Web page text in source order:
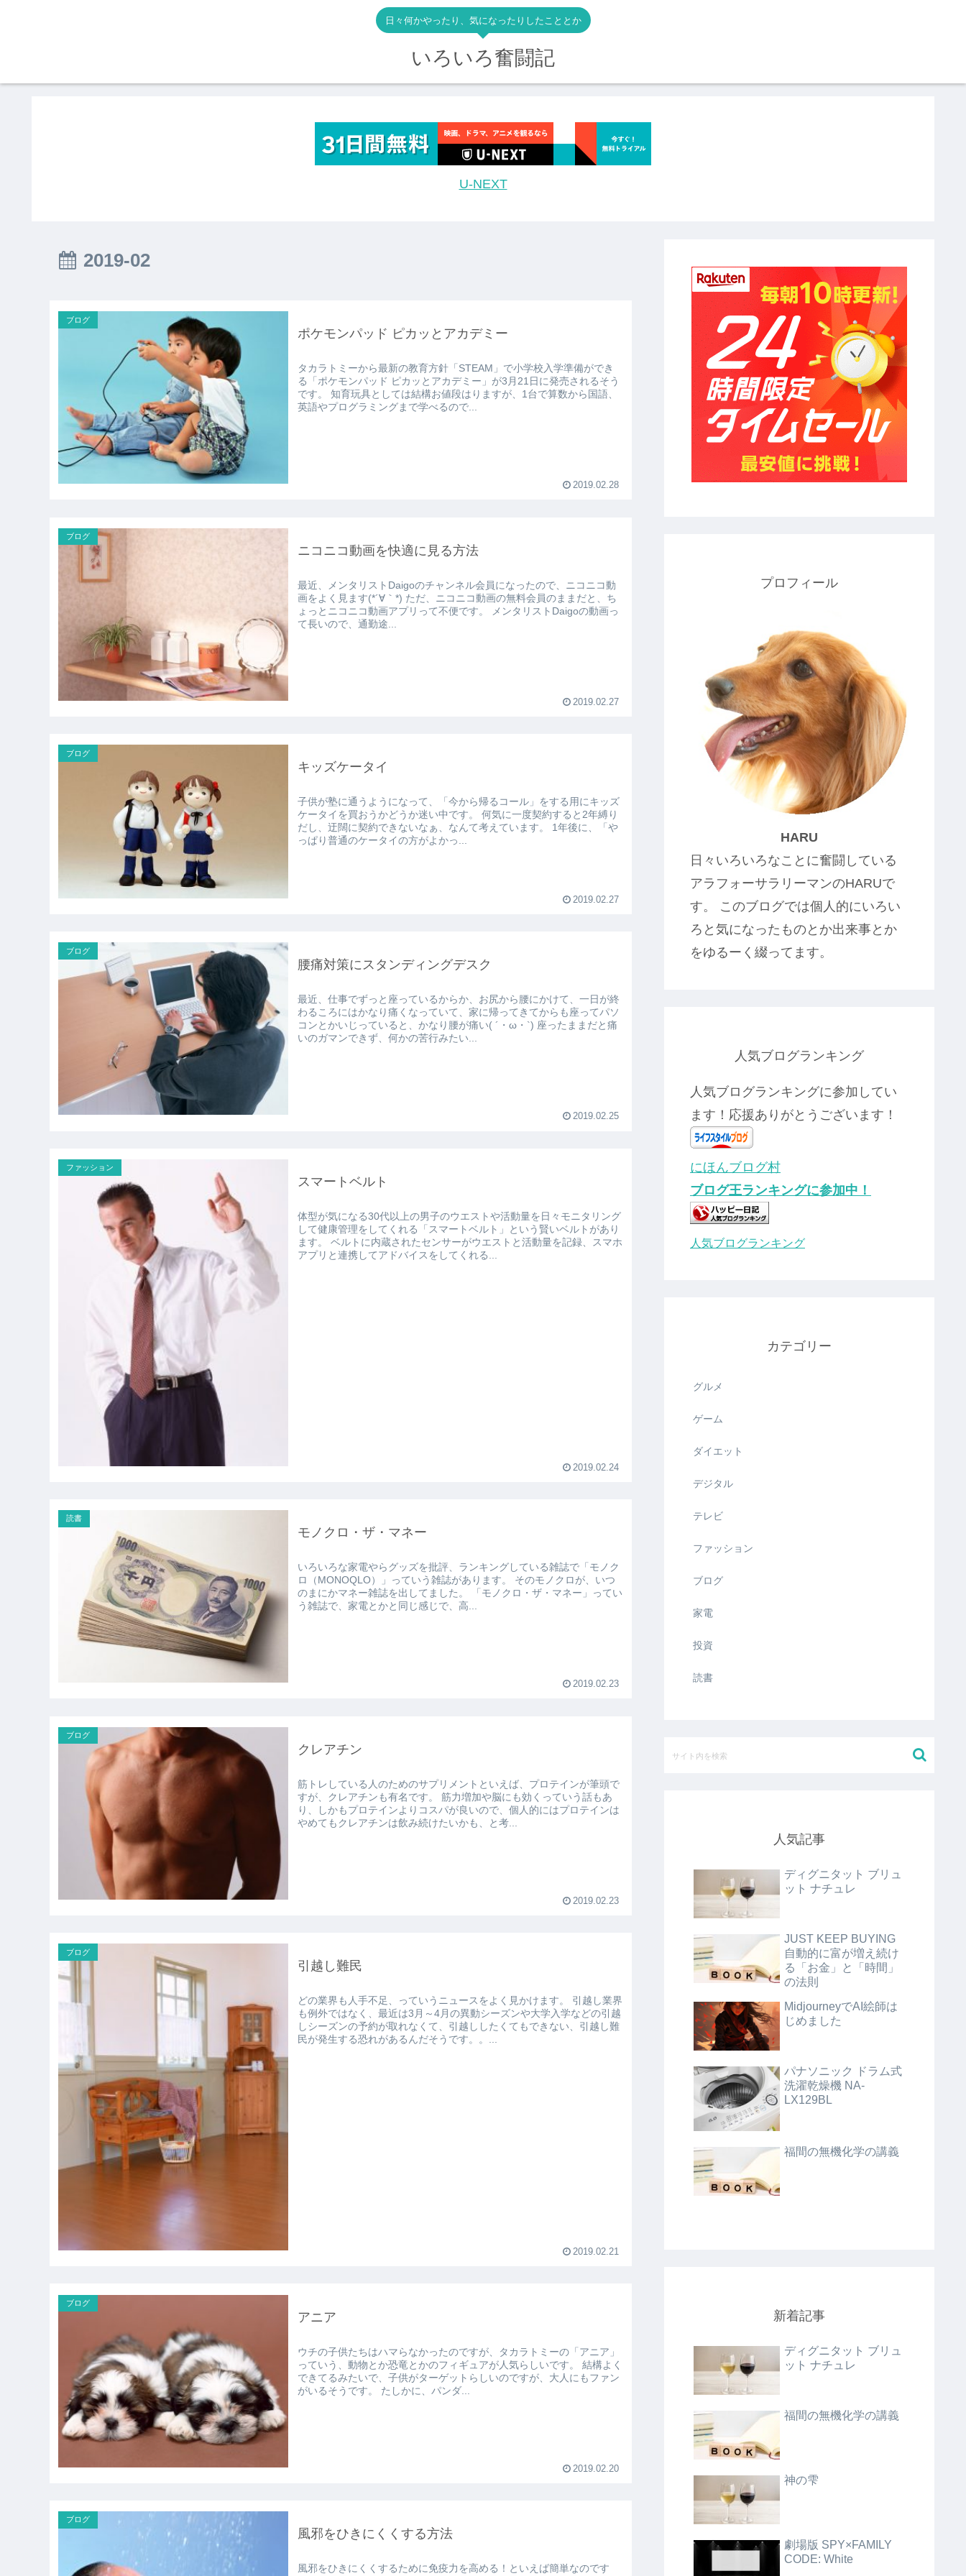
日々何かやったり、気になったりしたこととか
いろいろ奮闘記
U-NEXT
2019-02
ブログ
ポケモンパッド ピカッとアカデミー
タカラトミーから最新の教育方針「STEAM」で小学校入学準備ができ
る「ポケモンパッド ピカッとアカデミー」が3月21日に発売されるそう
です。 知育玩具としては結構お値段はりますが、1台で算数から国語、
英語やプログラミングまで学べるので...
2019.02.28
ブログ
ニコニコ動画を快適に見る方法
最近、メンタリストDaigoのチャンネル会員になったので、ニコニコ動
画をよく見ます(*´∀｀*) ただ、ニコニコ動画の無料会員のままだと、ち
ょっとニコニコ動画アプリって不便です。 メンタリストDaigoの動画っ
て長いので、通勤途...
2019.02.27
ブログ
キッズケータイ
子供が塾に通うようになって、「今から帰るコール」をする用にキッズ
ケータイを買おうかどうか迷い中です。 何気に一度契約すると2年縛り
だし、迂闊に契約できないなぁ、なんて考えています。 1年後に、「や
っぱり普通のケータイの方がよかっ...
2019.02.27
ブログ
腰痛対策にスタンディングデスク
最近、仕事でずっと座っているからか、お尻から腰にかけて、一日が終
わるころにはかなり痛くなっていて、家に帰ってきてからも座ってパソ
コンとかいじっていると、かなり腰が痛い( ´・ω・`) 座ったままだと痛
いのガマンできず、何かの苦行みたい...
2019.02.25
ファッション
スマートベルト
体型が気になる30代以上の男子のウエストや活動量を日々モニタリング
して健康管理をしてくれる「スマートベルト」という賢いベルトがあり
ます。 ベルトに内蔵されたセンサーがウエストと活動量を記録、スマホ
アプリと連携してアドバイスをしてくれる...
2019.02.24
読書
モノクロ・ザ・マネー
いろいろな家電やらグッズを批評、ランキングしている雑誌で「モノク
ロ（MONOQLO）」っていう雑誌があります。 そのモノクロが、いつ
のまにかマネー雑誌を出してました。 「モノクロ・ザ・マネー」ってい
う雑誌で、家電とかと同じ感じで、高...
2019.02.23
ブログ
クレアチン
筋トレしている人のためのサプリメントといえば、プロテインが筆頭で
すが、クレアチンも有名です。 筋力増加や脳にも効くっていう話もあ
り、しかもプロテインよりコスパが良いので、個人的にはプロテインは
やめてもクレアチンは飲み続けたいかも、と考...
2019.02.23
ブログ
引越し難民
どの業界も人手不足、っていうニュースをよく見かけます。 引越し業界
も例外ではなく、最近は3月～4月の異動シーズンや大学入学などの引越
しシーズンの予約が取れなくて、引越ししたくてもできない、引越し難
民が発生する恐れがあるんだそうです。。...
2019.02.21
ブログ
アニア
ウチの子供たちはハマらなかったのですが、タカラトミーの「アニア」
っていう、動物とか恐竜とかのフィギュアが人気らしいです。 結構よく
できてるみたいで、子供がターゲットらしいのですが、大人にもファン
がいるそうです。 たしかに、パンダ...
2019.02.20
ブログ
風邪をひきにくくする方法
風邪をひきにくくするために免疫力を高める！といえば簡単なのです
プロフィール
HARU
日々いろいろなことに奮闘している
アラフォーサラリーマンのHARUで
す。 このブログでは個人的にいろい
ろと気になったものとか出来事とか
をゆるーく綴ってます。
人気ブログランキング
人気ブログランキングに参加してい
ます！応援ありがとうございます！
にほんブログ村
ブログ王ランキングに参加中！
人気ブログランキング
カテゴリー
グルメ
ゲーム
ダイエット
デジタル
テレビ
ファッション
ブログ
家電
投資
読書
人気記事
ディグニタット ブリュ
ット ナチュレ
JUST KEEP BUYING
自動的に富が増え続け
る「お金」と「時間」
の法則
MidjourneyでAI絵師は
じめました
パナソニック ドラム式
洗濯乾燥機 NA-
LX129BL
福間の無機化学の講義
新着記事
ディグニタット ブリュ
ット ナチュレ
福間の無機化学の講義
神の雫
劇場版 SPY×FAMILY
CODE: White